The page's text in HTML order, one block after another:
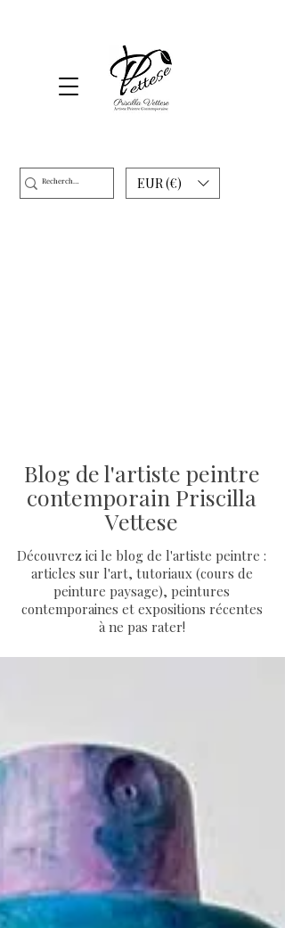
EUR (€)
Blog de l'artiste peintre
contemporain Priscilla
Vettese
Découvrez ici le blog de l'artiste peintre :
articles sur l'art, tutoriaux (cours de
peinture paysage), peintures
contemporaines et expositions récentes
à ne pas rater!